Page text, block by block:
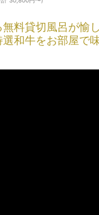
無料貸切風呂が愉
和牛をお部屋で